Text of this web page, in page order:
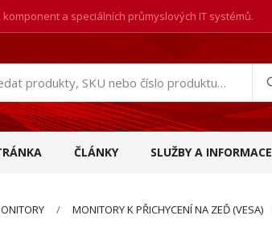
a speciálních průmyslových IT systémů.
ČLÁNKY SLUŽBY A INFORMACE
MONITORY K PŘICHYCENÍ NA ZEĎ (VESA)